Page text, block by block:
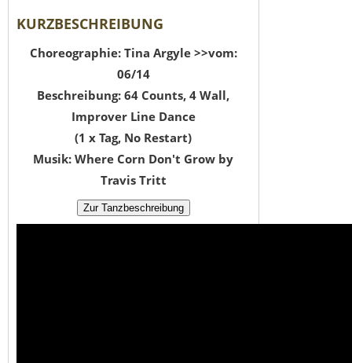
KURZBESCHREIBUNG
Choreographie: Tina Argyle >>vom:
06/14
Beschreibung: 64 Counts, 4 Wall,
Improver Line Dance
(1 x Tag, No Restart)
Musik: Where Corn Don't Grow by
Travis Tritt